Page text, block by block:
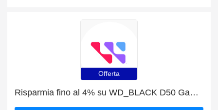
Offerta
Risparmia fino al 4% su WD_BLACK D50 Game Dock, scaduto presto